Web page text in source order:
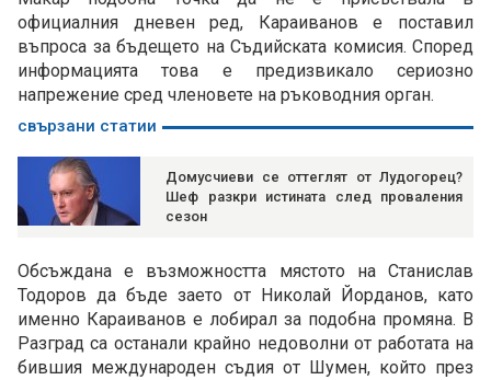
официалния дневен ред, Караиванов е поставил
въпроса за бъдещето на Съдийската комисия. Според
информацията това е предизвикало сериозно
напрежение сред членовете на ръководния орган.
свързани статии
Домусчиеви се оттеглят от Лудогорец?
Шеф разкри истината след проваления
сезон
Обсъждана е възможността мястото на Станислав
Тодоров да бъде заето от Николай Йорданов, като
именно Караиванов е лобирал за подобна промяна. В
Разград са останали крайно недоволни от работата на
бившия международен съдия от Шумен, който през